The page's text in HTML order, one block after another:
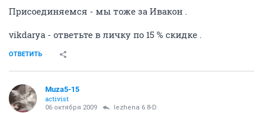
Присоединяемся - мы тоже за Ивакон .
vikdarya - ответьте в личку по 15 % скидке .
ОТВЕТИТЬ
Muza5-15
activist
06 октября 2009 lezhena 6 8-D